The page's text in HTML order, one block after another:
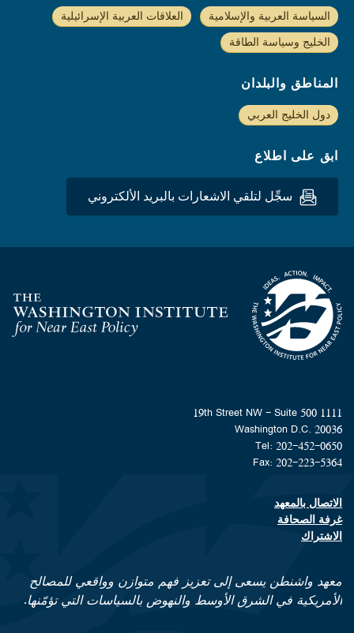
السياسة العربية والإسلامية العلاقات العربية الإسرائيلية
الخليج وسياسة الطاقة
المناطق والبلدان
دول الخليج العربي
ابق على اطلاع
سجِّل لتلقي الاشعارات بالبريد الألكتروني
Homepage
1111 19th Street NW - Suite 500
Washington D.C. 20036
Tel: 202-452-0650
Fax: 202-223-5364
Footer contact links
الاتصال بالمعهد
غرفة الصحافة
الاشتراك
معهد واشنطن يسعى إلى تعزيز فهم متوازن وواقعي للمصالح
الأمريكية في الشرق الأوسط والنهوض بالسياسات التي تؤمّنها.